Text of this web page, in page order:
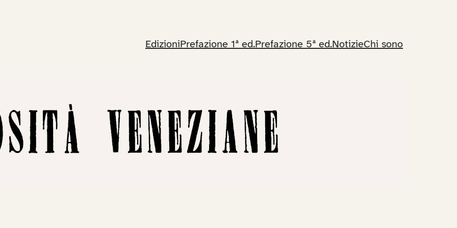
EdizioniPrefazione 1ª ed.Prefazione 5ª ed.NotizieChi sono